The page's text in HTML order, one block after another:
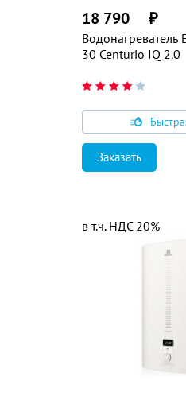
Водонагреватель
30 Centurio IQ 2.0
18 790 ₽
Заказать
в т.ч. НДС 20%